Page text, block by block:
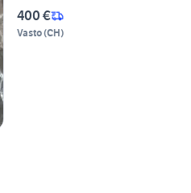
400 €
Vasto(CH)